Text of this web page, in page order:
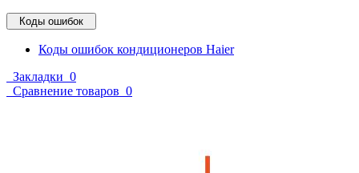
Коды ошибок
Коды ошибок кондиционеров Haier
Закладки 0
Сравнение товаров 0